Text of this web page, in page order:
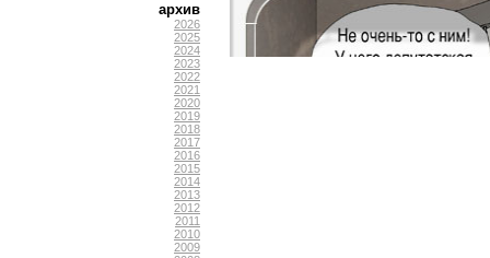
архив
2026
2025
2024
2023
2022
2021
2020
2019
2018
2017
2016
2015
2014
2013
2012
2011
2010
2009